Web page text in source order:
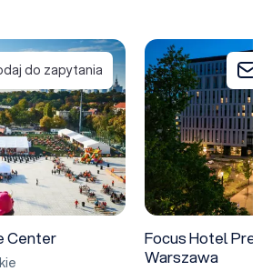
do zapytania
Center
Focus Hotel
Focus Hotel
Warszawa